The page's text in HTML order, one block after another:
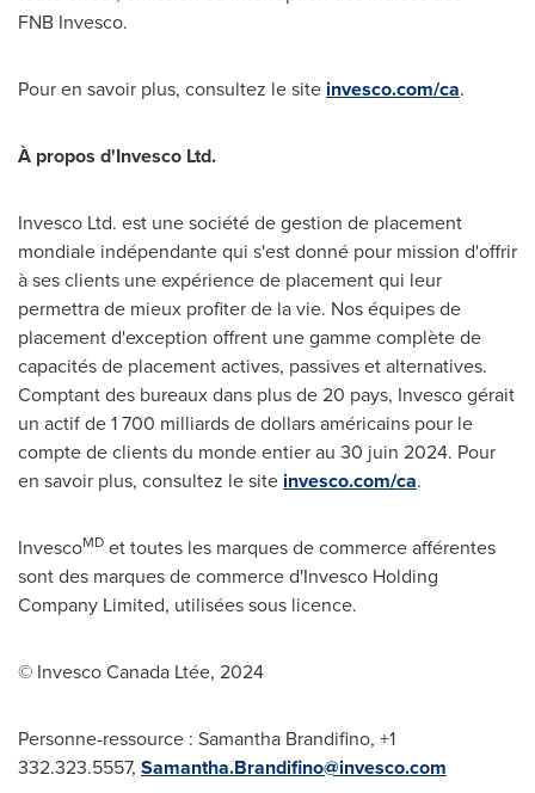
FNB Invesco.
Pour en savoir plus, consultez le site invesco.com/ca.
À propos d'Invesco Ltd.
Invesco Ltd. est une société de gestion de placement
mondiale indépendante qui s'est donné pour mission d'offrir
à ses clients une expérience de placement qui leur
permettra de mieux profiter de la vie. Nos équipes de
placement d'exception offrent une gamme complète de
capacités de placement actives, passives et alternatives.
Comptant des bureaux dans plus de 20 pays, Invesco gérait
un actif de 1 700 milliards de dollars américains pour le
compte de clients du monde entier au 30 juin 2024. Pour
en savoir plus, consultez le site invesco.com/ca.
InvescoMD et toutes les marques de commerce afférentes
sont des marques de commerce d'Invesco Holding
Company Limited, utilisées sous licence.
© Invesco Canada Ltée, 2024
Personne-ressource : Samantha Brandifino, +1
332.323.5557, Samantha.Brandifino@invesco.com